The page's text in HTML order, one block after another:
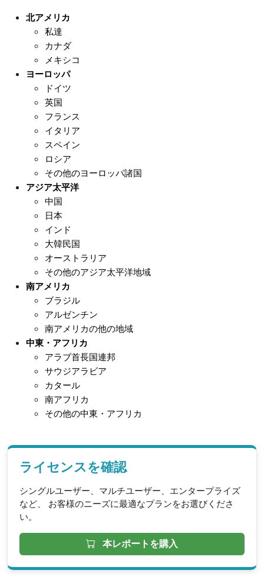
北アメリカ
私達
カナダ
メキシコ
ヨーロッパ
ドイツ
英国
フランス
イタリア
スペイン
ロシア
その他のヨーロッパ諸国
アジア太平洋
中国
日本
インド
大韓民国
オーストラリア
その他のアジア太平洋地域
南アメリカ
ブラジル
アルゼンチン
南アメリカの他の地域
中東・アフリカ
アラブ首長国連邦
サウジアラビア
カタール
南アフリカ
その他の中東・アフリカ
ライセンスを確認
シングルユーザー、マルチユーザー、エンタープライズ
など、 お客様のニーズに最適なプランをお選びくださ
い。
本レポートを購入